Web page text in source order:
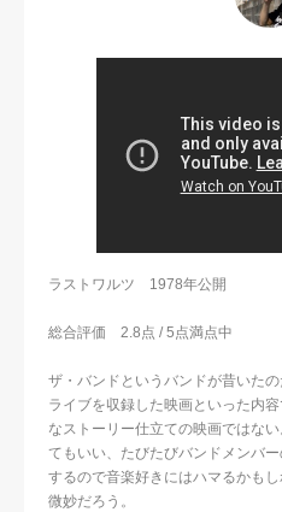
ラストワルツ 1978年公開
総合評価 2.8点 / 5点満点中
ザ・バンドというバンドが昔いた
ライブを収録した映画といった内
なストーリー仕立ての映画ではな
てもいい、たびたびバンドメンバ
するので音楽好きにはハマるかも
微妙だろう。